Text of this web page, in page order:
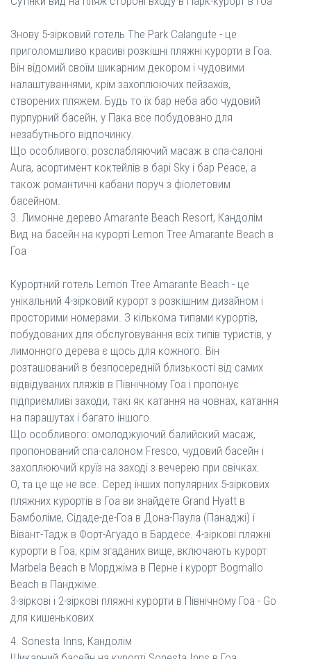
Знову 5-зірковий готель The Park Calangute - це
приголомшливо красиві розкішні пляжні курорти в Гоа.
Він відомий своїм шикарним декором і чудовими
налаштуваннями, крім захоплюючих пейзажів,
створених пляжем. Будь то їх бар неба або чудовий
пурпурний басейн, у Пака все побудовано для
незабутнього відпочинку.
Що особливого: розслабляючий масаж в спа-салоні
Aura, асортимент коктейлів в барі Sky і бар Peace, а
також романтичні кабани поруч з фіолетовим
басейном.
3. Лимонне дерево Amarante Beach Resort, Кандолім
Вид на басейн на курорті Lemon Tree Amarante Beach в
Гоа
Курортний готель Lemon Tree Amarante Beach - це
унікальний 4-зірковий курорт з розкішним дизайном і
просторими номерами. З кількома типами курортів,
побудованих для обслуговування всіх типів туристів, у
лимонного дерева є щось для кожного. Він
розташований в безпосередній близькості від самих
відвідуваних пляжів в Північному Гоа і пропонує
підприємливі заходи, такі як катання на човнах, катання
на парашутах і багато іншого.
Що особливого: омолоджуючий балийский масаж,
пропонований спа-салоном Fresco, чудовий басейн і
захоплюючий круїз на заході з вечерею при свічках.
О, та це ще не все. Серед інших популярних 5-зіркових
пляжних курортів в Гоа ви знайдете Grand Hyatt в
Бамболіме, Сідаде-де-Гоа в Дона-Паула (Панаджі) і
Вівант-Тадж в Форт-Агуадо в Бардесе. 4-зіркові пляжні
курорти в Гоа, крім згаданих вище, включають курорт
Marbela Beach в Морджіма в Перне і курорт Bogmallo
Beach в Панджіме.
3-зіркові і 2-зіркові пляжні курорти в Північному Гоа - Go
для кишенькових
4. Sonesta Inns, Кандолім